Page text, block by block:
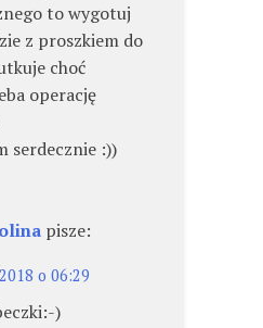
to wygotuj
z proszkiem do
choć
operację
serdecznie :))
pisze:
o 06:29
)